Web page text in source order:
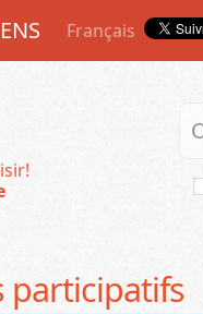
Français
participatifs